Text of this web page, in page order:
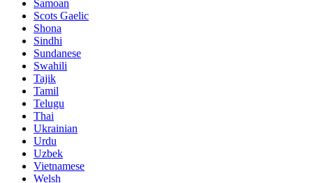
Samoan
Scots Gaelic
Shona
Sindhi
Sundanese
Swahili
Tajik
Tamil
Telugu
Thai
Ukrainian
Urdu
Uzbek
Vietnamese
Welsh